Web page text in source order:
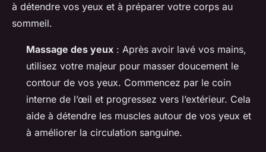
à détendre vos yeux et à préparer votre corps au
sommeil.
Massage des yeux : Après avoir lavé vos mains,
utilisez votre majeur pour masser doucement le
contour de vos yeux. Commencez par le coin
interne de l’œil et progressez vers l’extérieur. Cela
aide à détendre les muscles autour de vos yeux et
à améliorer la circulation sanguine.